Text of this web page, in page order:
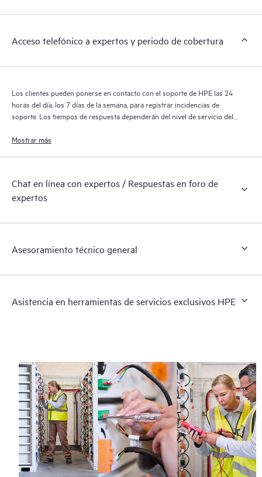
pueden gestionar fácilmente sus activos al reconocer los
interactúan entre sí. Las nuevas herramientas de autoservicio
supervisados. El servicio HPE Tech Care proporciona acceso a
los recursos de HPE, que impulsan la excelencia de las
Acceso telefónico a expertos y periodo de cobertura
Los clientes pueden ponerse en contacto con el soporte de HPE las 24
horas del día, los 7 días de la semana, para registrar incidencias de
soporte. Los tiempos de respuesta dependerán del nivel de servicio del
Mostrar más
Chat en línea con expertos / Respuestas en foro de
expertos
Asesoramiento técnico general
Asistencia en herramientas de servicios exclusivos HPE